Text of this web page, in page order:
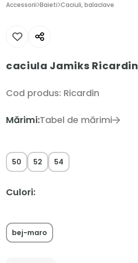
Accessorii Baieti Caciuli, balaclave
caciula Jamiks Ricardin
Cod produs: Ricardin
Mărimi:Tabel de mărimi
50 52 54
Culori:
bej-maro